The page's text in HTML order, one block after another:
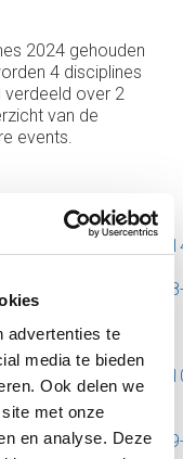
advertenties te
media te bieden
Ook delen we
met onze
en analyse. Deze
2024 gehouden
4 disciplines
verdeeld over 2
van de
events.
2024